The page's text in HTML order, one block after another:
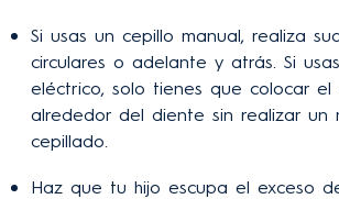
Si usas un cepillo manual, realiza
circulares o adelante y atrás. Si
eléctrico, solo tienes que colocar el
alrededor del diente sin realizar un
cepillado.
Haz que tu hijo escupa el exceso